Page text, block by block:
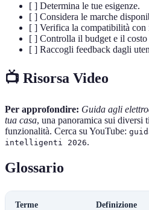
[ ] Determina le tue esigenze.
[ ] Considera le marche
[ ] Verifica la compatibilità con
[ ] Controlla il budget e il costo
[ ] Raccogli feedback dagli
📺 Risorsa Video
Per approfondire: Guida agli
tua casa, una panoramica sui diversi
funzionalità. Cerca su YouTube:
intelligenti 2026.
Glossario
Terme Definizione